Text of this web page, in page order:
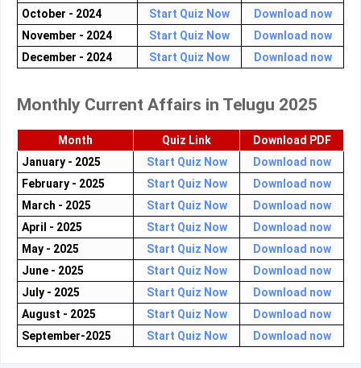
October - 2024
Start Quiz Now
Download now
November - 2024
Start Quiz Now
Download now
December - 2024
Start Quiz Now Download now
Monthly Current Affairs in Telugu 2025
Month Quiz Link
Download PDF
January - 2025
Start Quiz Now
Download now
February - 2025
Start Quiz Now
Download now
March - 2025
Start Quiz Now
Download now
April - 2025
Start Quiz Now
Download now
May - 2025
Start Quiz Now
Download now
June - 2025
Start Quiz Now
Download now
July - 2025
Start Quiz Now
Download now
August - 2025
Start Quiz Now
Download now
September-2025
Start Quiz Now Download now